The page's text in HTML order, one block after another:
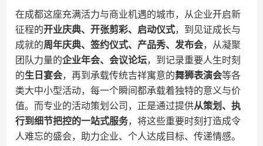
在成都这座充满活力与商业机遇的城市，从企业开启新
征程的​​开业庆典、开张剪彩、启动仪式​​，到见证成长与
成就的​​周年庆典、签约仪式、产品秀、发布会​​，从凝聚
团队力量的​​企业年会、会议论坛​​，到记录重要人生时刻
的​​生日宴会​​，再到承载传统吉祥寓意的​​舞狮表演会​​等各
类大中小型活动，每一个瞬间都承载着独特的意义与价
值。而专业的活动策划公司，正是通过提供​​从策划、执
行到细节把控的一站式服务​​，将这些重要时刻打造成令
人难忘的盛会，助力企业、个人达成目标、传递情感。​